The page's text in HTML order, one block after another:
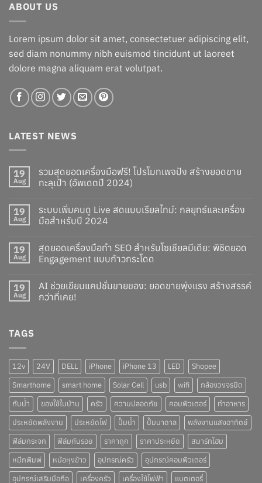
ABOUT US
Lorem ipsum dolor sit amet, consectetuer adipiscing elit,
sed diam nonummy nibh euismod tincidunt ut laoreet
dolore magna aliquam erat volutpat.
LATEST NEWS
19
Aug
รวมสุดยอดเครื่องมือฟรี! โปรโมทเพจปัง สร้างยอดขาย
ทะลุเป้า (อัพเดตปี 2024)
19
Aug
ระบบเพิ่มคนดู Live สดแบบเรียลไทม์: กลยุทธ์และเครื่อง
มือสำหรับปี 2024
19
Aug
สุดยอดเครื่องมือทำ SEO สำหรับโซเชียลมีเดีย: พิชิตยอด
Engagement แบบก้าวกระโดด
19
Aug
AI ช่วยเขียนแคปชั่นขายของ: ยอดขายพุ่งแรง สร้างสรรค์
กว่าที่เคย!
TAGS
12v 24V DELL iPhone iPhone 13 LED
Shopee
Smarthome
smart home Solar Cell usb wifi
กล้องวงจรปิด
กันน้ำ
ของใช้ในบ้าน ครัว ความปลอดภัย คอมพิวเตอร์
ทำอาหาร
ประหยัดพลังงาน
ประหยัดไฟ ปั๊มน้ำ ปั๊มบาดาล
พลังงานแสงอาทิตย์
ฟิล์มกระจก
ฟิล์มกันรอย ราคาถูก ราคาประหยัด
สมาร์ทโฮม
หมึกพิมพ์
หม้อหุงข้าว อุปกรณ์ครัว
อุปกรณ์คอมพิวเตอร์
อุปกรณ์เสริมมือถือ
เครื่องครัว เครื่องใช้ไฟฟ้า แบตเตอรี่